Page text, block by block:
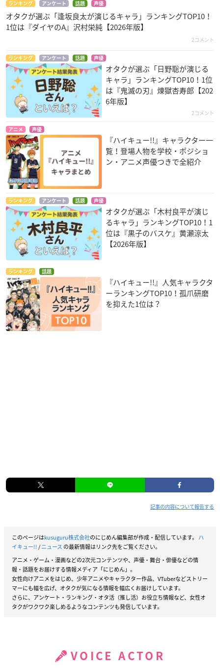
ランキング アンケート 話題 声優
オタクが選ぶ「逢坂良太が演じるキャラ」ランキングTOP10！
1位は『ダイヤのA』沢村栄純【2026年版】
2コメント
ランキング アンケート 話題 声優
オタクが選ぶ「日野聡が演じる
キャラ」ランキングTOP10！1位
は『鬼滅の刃』煉󠄁獄杏寿郎【202
6年版】
2コメント
アニメ 声優
『ハイキュー!!』キャラクター一
覧！登場人物を学校・ポジショ
ン・アニメ声優つきで全紹介
ランキング アンケート 話題 声優
オタクが選ぶ「木村良平が演じ
るキャラ」ランキングTOP10！1
位は『黒子のバスケ』黄瀬涼太
【2026年版】
ランキング 話題
『ハイキュー!!』人気キャラクタ
ーランキングTOP10！孤爪研磨
を抑えた1位は？
記事の内容について報告する
このページはkusuguru株式会社のにじめん編集部が作成・配信しています。 ハ
イキュー!!/ニュース の最新情報はリンク先をご覧ください。
アニメ・ゲーム・漫画などの2次元コンテンツや、声優・舞台・俳優などの情
報・話題をお届けする情報メディア「にじめん」。
女性向けアニメをはじめ、少年アニメやキャラクター作品、VTuberなどストリー
マーにも幅を広げ、オタクが気になる情報を幅広くお届けしています。
さらに、アンケート・ランキング・オタ活（推し活）お役立ち情報など、女性オ
タクがワクワク楽しめるようなコンテンツも発信しています。
VOICE ACTOR